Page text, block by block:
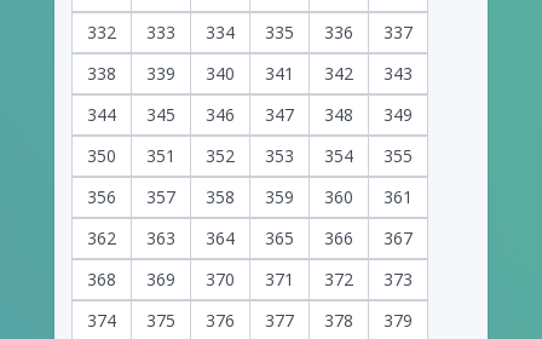
332
333 334 335 336
337
338
339 340 341 342
343
344
345 346 347 348
349
350
351 352 353 354
355
356
357 358 359 360
361
362
363 364 365 366
367
368
369 370 371 372
373
374
375 376 377 378 379